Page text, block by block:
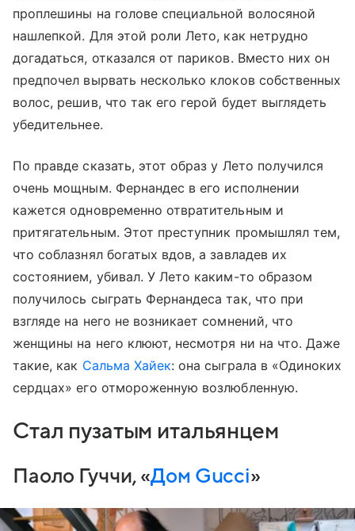
проплешины на голове специальной волосяной
нашлепкой. Для этой роли Лето, как нетрудно
догадаться, отказался от париков. Вместо них он
предпочел вырвать несколько клоков собственных
волос, решив, что так его герой будет выглядеть
убедительнее.
По правде сказать, этот образ у Лето получился
очень мощным. Фернандес в его исполнении
кажется одновременно отвратительным и
притягательным. Этот преступник промышлял тем,
что соблазнял богатых вдов, а завладев их
состоянием, убивал. У Лето каким-то образом
получилось сыграть Фернандеса так, что при
взгляде на него не возникает сомнений, что
женщины на него клюют, несмотря ни на что. Даже
такие, как Сальма Хайек: она сыграла в «Одиноких
сердцах» его отмороженную возлюбленную.
Стал пузатым итальянцем
Паоло Гуччи, «Дом Gucci»